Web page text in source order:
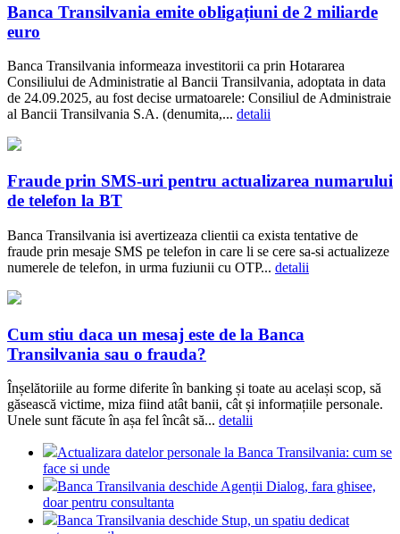
Banca Transilvania emite obligațiuni de 2 miliarde
euro
Banca Transilvania informeaza investitorii ca prin Hotararea
Consiliului de Administratie al Bancii Transilvania, adoptata in data
de 24.09.2025, au fost decise urmatoarele: Consiliul de Administraie
al Bancii Transilvania S.A. (denumita,... detalii
Fraude prin SMS-uri pentru actualizarea numarului
de telefon la BT
Banca Transilvania isi avertizeaza clientii ca exista tentative de
fraude prin mesaje SMS pe telefon in care li se cere sa-si actualizeze
numerele de telefon, in urma fuziunii cu OTP... detalii
Cum stiu daca un mesaj este de la Banca
Transilvania sau o frauda?
Înșelătoriile au forme diferite în banking și toate au același scop, să
găsească victime, miza fiind atât banii, cât și informațiile personale.
Unele sunt făcute în așa fel încât să... detalii
Actualizara datelor personale la Banca Transilvania: cum se
face si unde
Banca Transilvania deschide Agenții Dialog, fara ghisee,
doar pentru consultanta
Banca Transilvania deschide Stup, un spatiu dedicat